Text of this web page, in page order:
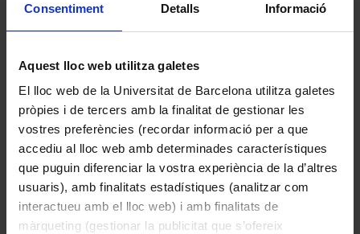
Consentiment Detalls Informació
Aquest lloc web utilitza galetes
El lloc web de la Universitat de Barcelona utilitza galetes
pròpies i de tercers amb la finalitat de gestionar les
vostres preferències (recordar informació per a que
accediu al lloc web amb determinades característiques
que puguin diferenciar la vostra experiència de la d’altres
usuaris), amb finalitats estadístiques (analitzar com
interactueu amb el lloc web) i amb finalitats de
màrqueting (gestionar la publicitat que s’ofereix
Avenula bromoides (Gouan) H.Scholz (Avena de
brolla, cugula de mont)
1984